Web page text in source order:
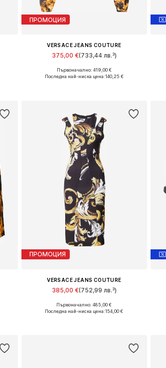
ПРОМОЦИЯ
VERSACE JEANS COUTURE
375,00 €(733,44 лв.³)
Налични размери: S
Първоначално: 419,00 €
Последна най-ниска цена:140,25 €
ПРОМОЦИЯ
VERSACE JEANS COUTURE
385,00 €(752,99 лв.³)
Налични размери: 34
Първоначално: 485,00 €
Последна най-ниска цена:154,00 €